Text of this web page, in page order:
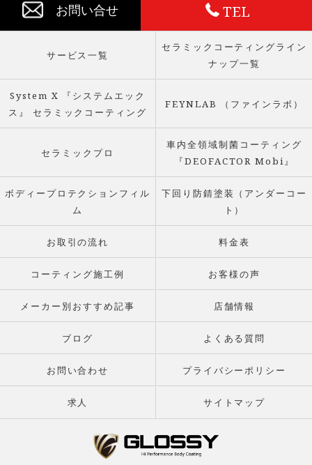
TEL
お問い合せ
サービス一覧
セラミックコーティングライン
ナップ一覧
System X 『システムエック
ス』 セラミックコーティング
FEYNLAB （ファインラボ）
セラミックプロ
車内全領域制菌コーティング
『DEOFACTOR Mobi』
ボディープロテクションフィル
ム
下回り防錆塗装（アンダーコー
ト）
お取引の流れ 料金表
コーティング施工例 お客様の声
メーカー別おすすめ記事 店舗情報
ブログ よくある質問
お問い合わせ プライバシーポリシー
求人 サイトマップ